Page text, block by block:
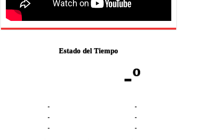
Estado del Tiempo
-º
-
-
-
-
-
-